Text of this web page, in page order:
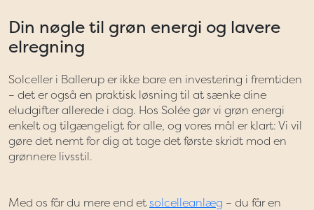
Din nøgle til grøn energi og lavere
elregning
Solceller i Ballerup er ikke bare en investering i fremtiden
– det er også en praktisk løsning til at sænke dine
eludgifter allerede i dag. Hos Solée gør vi grøn energi
enkelt og tilgængeligt for alle, og vores mål er klart: Vi vil
gøre det nemt for dig at tage det første skridt mod en
grønnere livsstil.
Med os får du mere end et solcelleanlæg – du får en